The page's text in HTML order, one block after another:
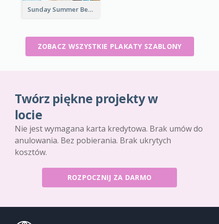
Sunday Summer Beat Poster
ZOBACZ WSZYSTKIE PLAKATY SZABLONY
Twórz piękne projekty w
locie
Nie jest wymagana karta kredytowa. Brak umów do
anulowania. Bez pobierania. Brak ukrytych
kosztów.
ROZPOCZNIJ ZA DARMO